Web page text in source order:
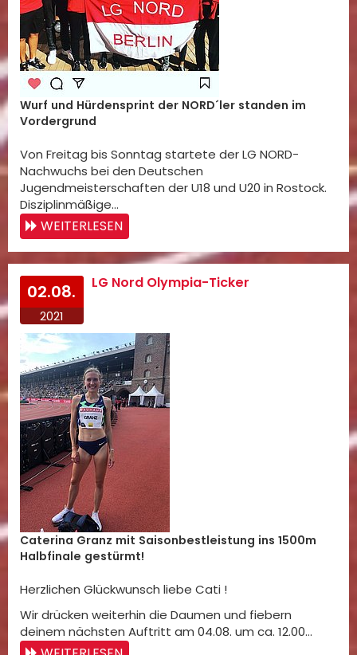
Wurf und Hürdensprint der NORD´ler standen im
Vordergrund
Von Freitag bis Sonntag startete der LG NORD-
Nachwuchs bei den Deutschen
Jugendmeisterschaften der U18 und U20 in Rostock.
Disziplinmäßige…
WEITERLESEN
02.08.
2021
LG Nord Olympia-Ticker
Caterina Granz mit Saisonbestleistung ins 1500m
Halbfinale gestürmt!
Herzlichen Glückwunsch liebe Cati !
Wir drücken weiterhin die Daumen und fiebern
deinem nächsten Auftritt am 04.08. um ca. 12.00…